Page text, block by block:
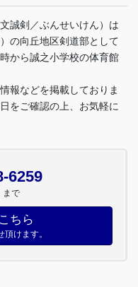
誠剣／ぶんせいけん）は
の向丘地区剣道部として
から誠之小学校の体育館
報などを掲載しておりま
をご確認の上、お気軽に
6259
まで
ちら
けます。